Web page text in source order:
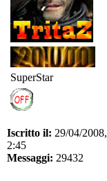
SuperStar
Iscritto il: 29/04/2008,
2:45
Messaggi: 29432